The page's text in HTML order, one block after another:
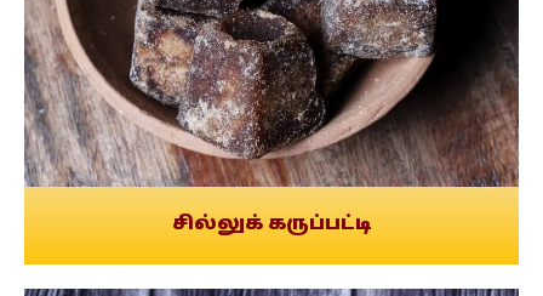
சில்லுக் கருப்பட்டி